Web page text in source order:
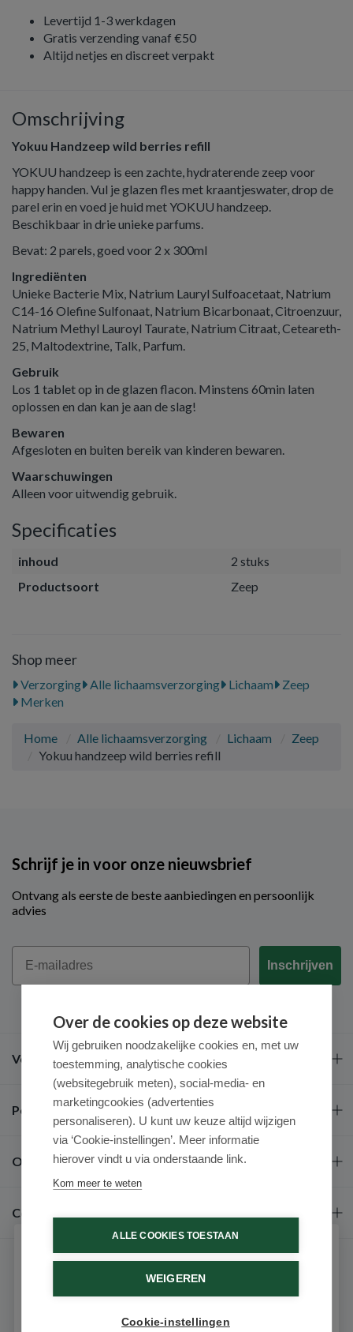
Levertijd 1-3 werkdagen
Gratis verzending vanaf €50
Altijd netjes en discreet verpakt
Omschrijving
Yokuu Handzeep wild berries refill
YOKUU handzeep is een zachte, hydraterende zeep voor
happy handen. Vul je glazen fles met kraantjeswater, drop de
parel erin en voed je huid met YOKUU handzeep.
Beschikbaar in drie unieke parfums.
Bevat: 2 parels, goed voor 2 x 300ml
Ingrediënten
Unieke Bacterie Mix, Natrium Lauryl Sulfoacetaat, Natrium
C14-16 Olefine Sulfonaat, Natrium Bicarbonaat, Citroenzuur,
Natrium Methyl Lauroyl Taurate, Natrium Citraat, Ceteareth-
25, Maltodextrine, Talk, Parfum.
Gebruik
Los 1 tablet op in de glazen flacon. Minstens 60min laten
oplossen en dan kan je aan de slag!
Bewaren
Afgesloten en buiten bereik van kinderen bewaren.
Waarschuwingen
Alleen voor uitwendig gebruik.
Specificaties
inhoud
2 stuks
Productsoort
Zeep
Shop meer
Verzorging Alle lichaamsverzorging Lichaam
Zeep
Merken
Home Alle lichaamsverzorging Lichaam
Zeep
Yokuu handzeep wild berries refill
Schrijf je in voor onze nieuwsbrief
Ontvang als eerste de beste aanbiedingen en persoonlijk
advies
Email
Inschrijven
Veel gestelde vragen
Populaire merken
Over ons
Contact
9.6 / 10 (531 beoordelingen)
Over de cookies op deze website
Wij gebruiken noodzakelijke cookies en, met uw
toestemming, analytische cookies
(websitegebruik meten), social-media- en
marketingcookies (advertenties
personaliseren). U kunt uw keuze altijd wijzigen
via ‘Cookie-instellingen’. Meer informatie
hierover vindt u via onderstaande link.
Kom meer te weten
ALLE COOKIES TOESTAAN
WEIGEREN
Cookie-instellingen
Schrijf je in voor onze nieuwsbrief
Ontvang als eerste de beste aanbiedingen en persoonlijk
advies